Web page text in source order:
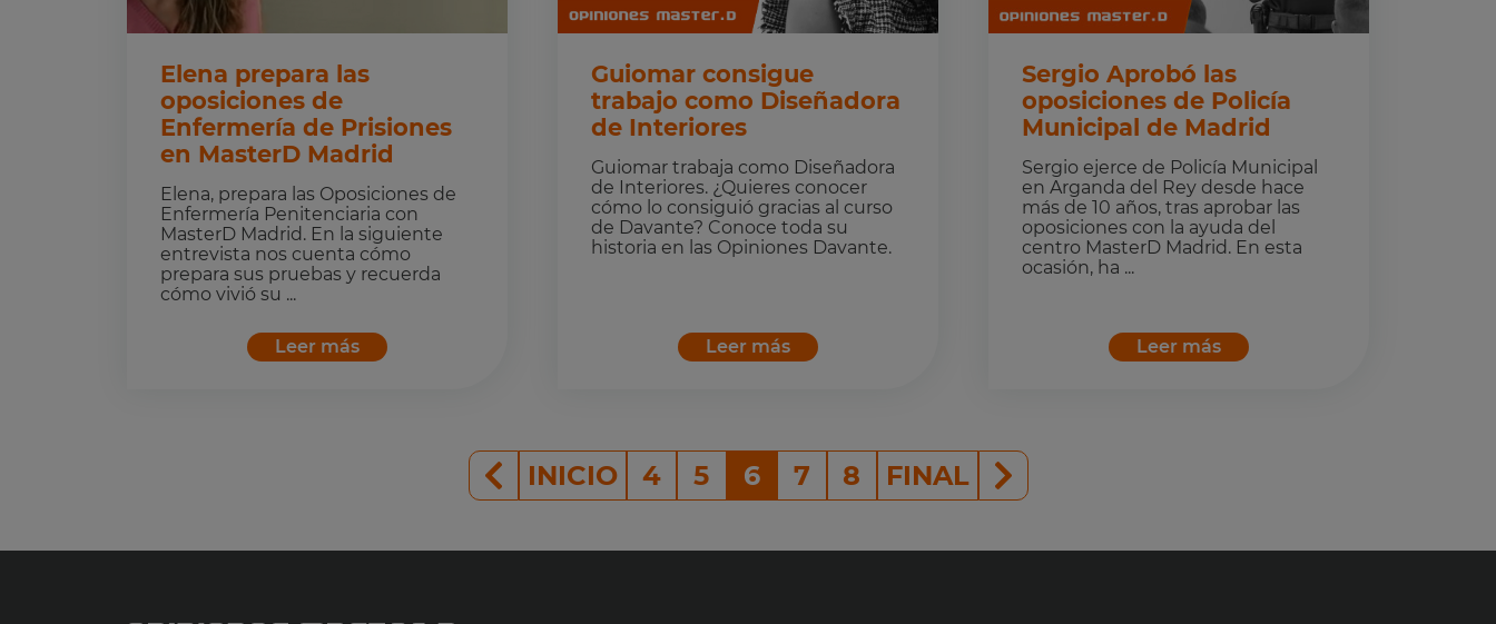
Elena prepara las
oposiciones de
Enfermería de Prisiones
en MasterD Madrid
Elena, prepara las Oposiciones de
Enfermería Penitenciaria con
MasterD Madrid. En la siguiente
entrevista nos cuenta cómo
prepara sus pruebas y recuerda
cómo vivió su ...
Leer más
Guiomar consigue
trabajo como Diseñadora
de Interiores
Guiomar trabaja como Diseñadora
de Interiores. ¿Quieres conocer
cómo lo consiguió gracias al curso
de Davante? Conoce toda su
historia en las Opiniones Davante.
Leer más
Sergio Aprobó las
oposiciones de Policía
Municipal de Madrid
Sergio ejerce de Policía Municipal
en Arganda del Rey desde hace
más de 10 años, tras aprobar las
oposiciones con la ayuda del
centro MasterD Madrid. En esta
ocasión, ha ...
Leer más
INICIO 4 5 6 7 8 FINAL